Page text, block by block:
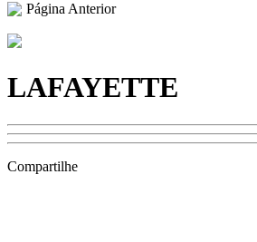
Página Anterior
LAFAYETTE
Compartilhe